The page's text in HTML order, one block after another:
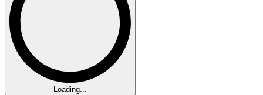
Loading...